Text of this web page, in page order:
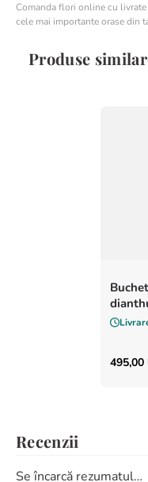
Comanda flori online cu
cele mai importante orase din
Produse
495,00
Recenzii
Se încarcă rezumatul…